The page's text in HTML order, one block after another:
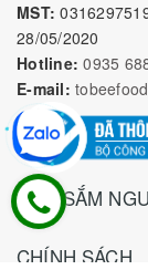
MST:
28/05/2020
Hotline: 0935
E-mail:
MUA SẮM
CHÍNH SÁCH